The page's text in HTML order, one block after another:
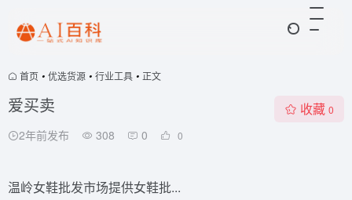
首页 • 优选货源 • 行业工具 • 正文
爱买卖
2年前发布 308 0 0
收藏 0
温岭女鞋批发市场提供女鞋批...